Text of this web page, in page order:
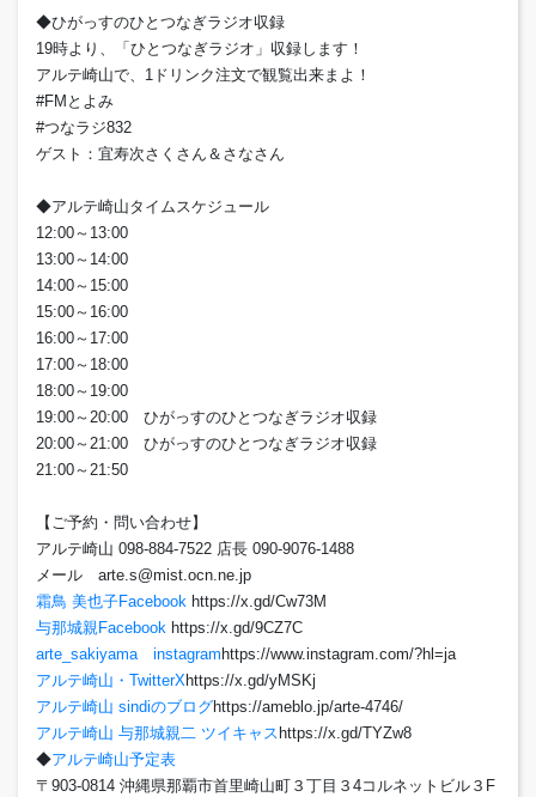
◆ひがっすのひとつなぎラジオ収録
19時より、「ひとつなぎラジオ」収録します！
アルテ崎山で、1ドリンク注文で観覧出来まよ！
#FMとよみ
#つなラジ832
ゲスト：宜寿次さくさん＆さなさん
◆アルテ崎山タイムスケジュール
12:00～13:00
13:00～14:00
14:00～15:00
15:00～16:00
16:00～17:00
17:00～18:00
18:00～19:00
19:00～20:00 ひがっすのひとつなぎラジオ収録
20:00～21:00 ひがっすのひとつなぎラジオ収録
21:00～21:50
【ご予約・問い合わせ】
アルテ崎山 098-884-7522 店長 090-9076-1488
メール arte.s@mist.ocn.ne.jp
霜鳥 美也子Facebook https://x.gd/Cw73M
与那城親Facebook https://x.gd/9CZ7C
arte_sakiyama instagram https://www.instagram.com/?hl=ja
アルテ崎山・TwitterXhttps://x.gd/yMSKj
アルテ崎山 sindiのブログhttps://ameblo.jp/arte-4746/
アルテ崎山 与那城親二 ツイキャス https://x.gd/TYZw8
◆アルテ崎山予定表
〒903-0814 沖縄県那覇市首里崎山町３丁目３4コルネットビル３F